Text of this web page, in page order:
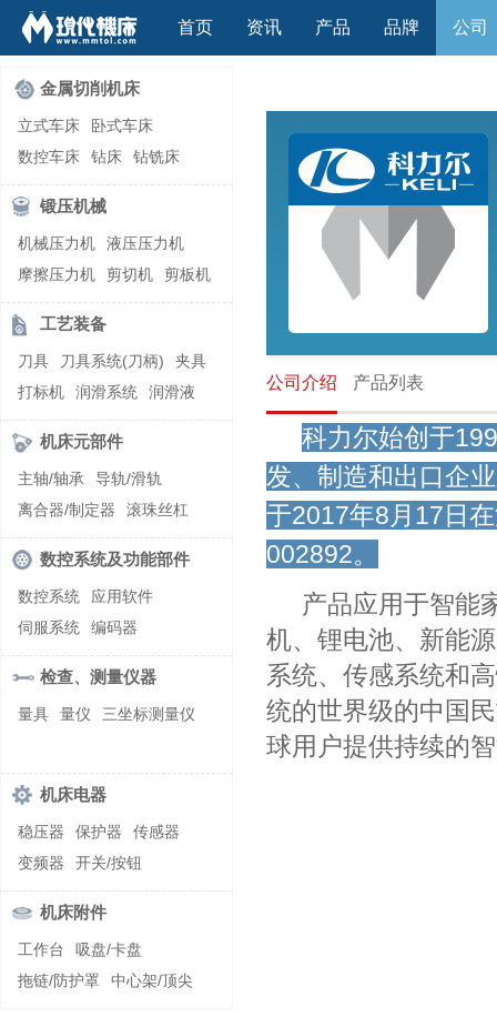
首页 资讯 产品 品牌 公司
金属切削机床
立式车床
卧式车床
数控车床
钻床
钻铣床
立式镗(铣)床
卧式镗(铣)床
龙门铣镗床
立式铣床
卧式铣床
雕刻机
平面磨床
外圆磨床
内圆磨床
龙门磨床
滚齿机\铣齿机
刨床
带锯床
车削加工中心
立式加工中心
卧式加工中心
龙门加工中心
激光快速成型
组合机床
螺纹加工机床
锻压机械
机械压力机
液压压力机
摩擦压力机
剪切机
剪板机
自动锻压机
折弯机
弯管机
快速成型机
工艺装备
刀具 刀具系统(刀柄)
夹具
打标机
润滑系统
润滑液
切削液
刃磨机
机床元部件
主轴/轴承
导轨/滑轨
离合器/制定器
滚珠丝杠
齿轮/减速器
数控系统及功能部件
数控系统
应用软件
伺服系统
编码器
检查、测量仪器
量具 量仪 三坐标测量仪
机床电器
稳压器 保护器
传感器
变频器
开关/按钮
机床附件
工作台
吸盘/卡盘
拖链/防护罩
中心架/顶尖
公司介绍 产品列表
科力尔始创于
发、制造和出口企
于2017年8月17日
002892。
产品应用于智能
机、锂电池、新能
系统、传感系统和
统的世界级的中国
球用户提供持续的